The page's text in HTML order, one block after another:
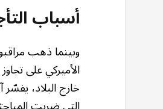
أسباب
وبينما ذهب
الأميركي علی
خارج البلاد،